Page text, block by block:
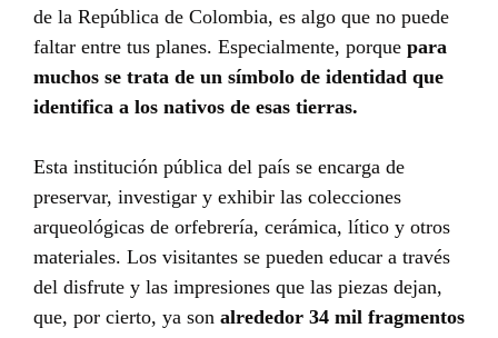
de la República de Colombia, es algo que no puede
faltar entre tus planes. Especialmente, porque para
muchos se trata de un símbolo de identidad que
identifica a los nativos de esas tierras.
Esta institución pública del país se encarga de
preservar, investigar y exhibir las colecciones
arqueológicas de orfebrería, cerámica, lítico y otros
materiales. Los visitantes se pueden educar a través
del disfrute y las impresiones que las piezas dejan,
que, por cierto, ya son alrededor 34 mil fragmentos